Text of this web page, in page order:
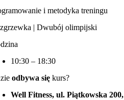
i metodyka treningu
| Dwubój olimpijski
10:30 – 18:30
odbywa się kurs?
Well Fitness, ul. Piątkowska 200,